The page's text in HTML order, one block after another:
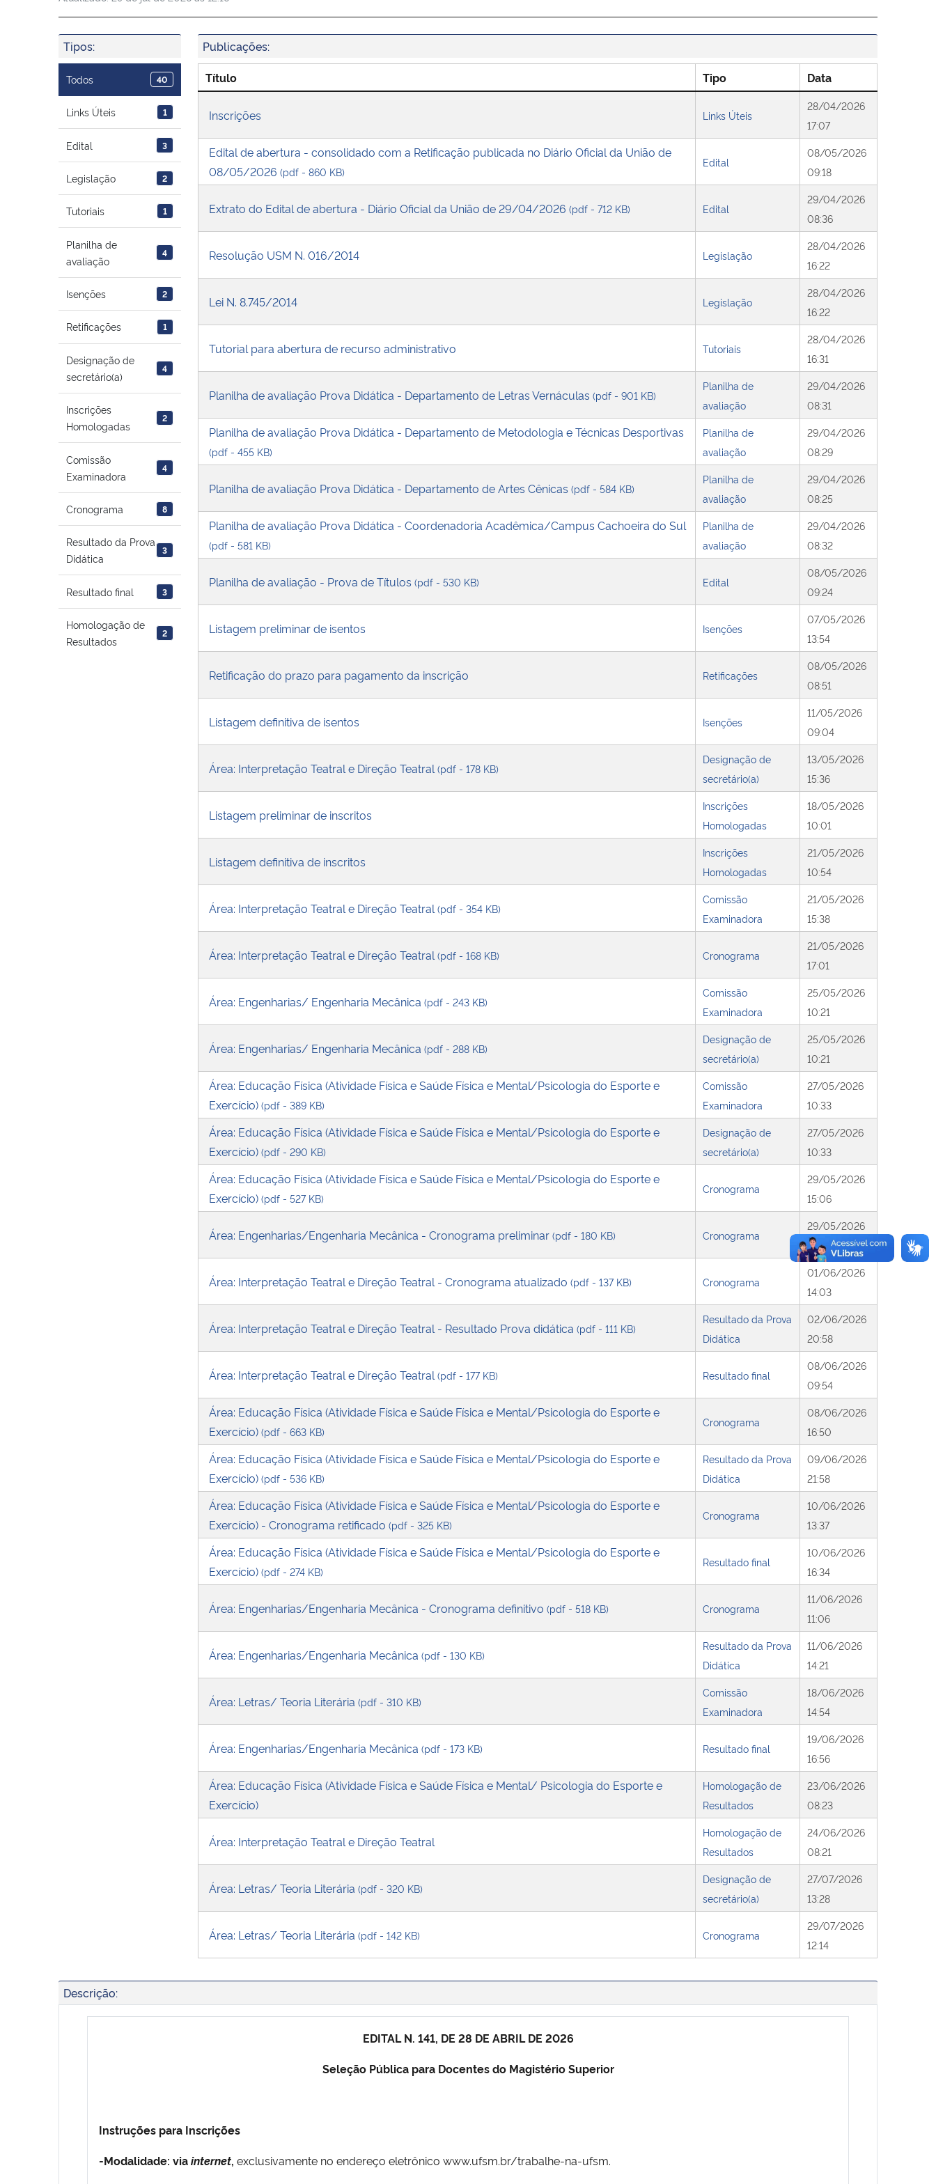
Tipos:
Todos 40
Links Úteis 1
Edital 3
Legislação 2
Tutoriais 1
Planilha de
avaliação
4
Isenções 2
Retificações 1
Designação de
secretário(a)
4
Inscrições
Homologadas
2
Comissão
Examinadora
4
Cronograma 8
Resultado da Prova
Didática
3
Resultado final 3
Homologação de
Resultados
2
Publicações:
Título Tipo Data
Inscrições Links Úteis
28/04/2026
17:07
Edital de abertura - consolidado com a Retificação publicada no Diário Oficial da União de
08/05/2026 (pdf - 860 KB)
Edital
08/05/2026
09:18
Extrato do Edital de abertura - Diário Oficial da União de 29/04/2026 (pdf - 712 KB) Edital
29/04/2026
08:36
Resolução USM N. 016/2014 Legislação
28/04/2026
16:22
Lei N. 8.745/2014 Legislação
28/04/2026
16:22
Tutorial para abertura de recurso administrativo Tutoriais
28/04/2026
16:31
Planilha de avaliação Prova Didática - Departamento de Letras Vernáculas (pdf - 901 KB)
Planilha de
avaliação
29/04/2026
08:31
Planilha de avaliação Prova Didática - Departamento de Metodologia e Técnicas Desportivas
(pdf - 455 KB)
Planilha de
avaliação
29/04/2026
08:29
Planilha de avaliação Prova Didática - Departamento de Artes Cênicas (pdf - 584 KB)
Planilha de
avaliação
29/04/2026
08:25
Planilha de avaliação Prova Didática - Coordenadoria Acadêmica/Campus Cachoeira do Sul
(pdf - 581 KB)
Planilha de
avaliação
29/04/2026
08:32
Planilha de avaliação - Prova de Títulos (pdf - 530 KB) Edital
08/05/2026
09:24
Listagem preliminar de isentos Isenções
07/05/2026
13:54
Retificação do prazo para pagamento da inscrição Retificações
08/05/2026
08:51
Listagem definitiva de isentos Isenções
11/05/2026
09:04
Área: Interpretação Teatral e Direção Teatral (pdf - 178 KB)
Designação de
secretário(a)
13/05/2026
15:36
Listagem preliminar de inscritos
Inscrições
Homologadas
18/05/2026
10:01
Listagem definitiva de inscritos
Inscrições
Homologadas
21/05/2026
10:54
Área: Interpretação Teatral e Direção Teatral (pdf - 354 KB)
Comissão
Examinadora
21/05/2026
15:38
Área: Interpretação Teatral e Direção Teatral (pdf - 168 KB) Cronograma
21/05/2026
17:01
Área: Engenharias/ Engenharia Mecânica (pdf - 243 KB)
Comissão
Examinadora
25/05/2026
10:21
Área: Engenharias/ Engenharia Mecânica (pdf - 288 KB)
Designação de
secretário(a)
25/05/2026
10:21
Área: Educação Física (Atividade Física e Saúde Física e Mental/Psicologia do Esporte e
Exercício) (pdf - 389 KB)
Comissão
Examinadora
27/05/2026
10:33
Área: Educação Física (Atividade Física e Saúde Física e Mental/Psicologia do Esporte e
Exercício) (pdf - 290 KB)
Designação de
secretário(a)
27/05/2026
10:33
Área: Educação Física (Atividade Física e Saúde Física e Mental/Psicologia do Esporte e
Exercício) (pdf - 527 KB)
Cronograma
29/05/2026
15:06
Área: Engenharias/Engenharia Mecânica - Cronograma preliminar (pdf - 180 KB) Cronograma
29/05/2026
17:42
Área: Interpretação Teatral e Direção Teatral - Cronograma atualizado (pdf - 137 KB) Cronograma
01/06/2026
14:03
Área: Interpretação Teatral e Direção Teatral - Resultado Prova didática (pdf - 111 KB)
Resultado da Prova
Didática
02/06/2026
20:58
Área: Interpretação Teatral e Direção Teatral (pdf - 177 KB) Resultado final
08/06/2026
09:54
Área: Educação Física (Atividade Física e Saúde Física e Mental/Psicologia do Esporte e
Exercício) (pdf - 663 KB)
Cronograma
08/06/2026
16:50
Área: Educação Física (Atividade Física e Saúde Física e Mental/Psicologia do Esporte e
Exercício) (pdf - 536 KB)
Resultado da Prova
Didática
09/06/2026
21:58
Área: Educação Física (Atividade Física e Saúde Física e Mental/Psicologia do Esporte e
Exercício) - Cronograma retificado (pdf - 325 KB)
Cronograma
10/06/2026
13:37
Área: Educação Física (Atividade Física e Saúde Física e Mental/Psicologia do Esporte e
Exercício) (pdf - 274 KB)
Resultado final
10/06/2026
16:34
Área: Engenharias/Engenharia Mecânica - Cronograma definitivo (pdf - 518 KB) Cronograma
11/06/2026
11:06
Área: Engenharias/Engenharia Mecânica (pdf - 130 KB)
Resultado da Prova
Didática
11/06/2026
14:21
Área: Letras/ Teoria Literária (pdf - 310 KB)
Comissão
Examinadora
18/06/2026
14:54
Área: Engenharias/Engenharia Mecânica (pdf - 173 KB) Resultado final
19/06/2026
16:56
Área: Educação Física (Atividade Física e Saúde Física e Mental/ Psicologia do Esporte e
Exercício)
Homologação de
Resultados
23/06/2026
08:23
Área: Interpretação Teatral e Direção Teatral
Homologação de
Resultados
24/06/2026
08:21
Área: Letras/ Teoria Literária (pdf - 320 KB)
Designação de
secretário(a)
27/07/2026
13:28
Área: Letras/ Teoria Literária (pdf - 142 KB) Cronograma
29/07/2026
12:14
Descrição:
EDITAL N. 141, DE 28 DE ABRIL DE 2026
Seleção Pública para Docentes do Magistério Superior
Instruções para Inscrições
-Modalidade: viainternet, exclusivamente no endereço eletrônico www.ufsm.br/trabalhe-na-ufsm.